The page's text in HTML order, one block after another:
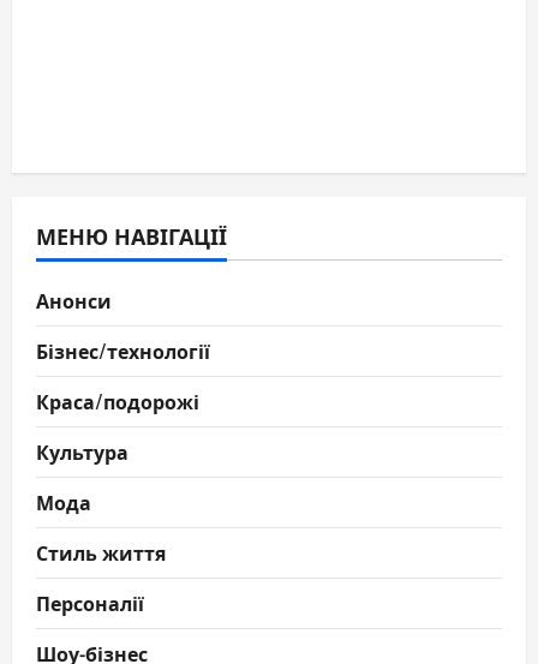
МЕНЮ НАВІГАЦІЇ
Анонси
Бізнес/технології
Краса/подорожі
Культура
Мода
Стиль життя
Персоналії
Шоу-бізнес